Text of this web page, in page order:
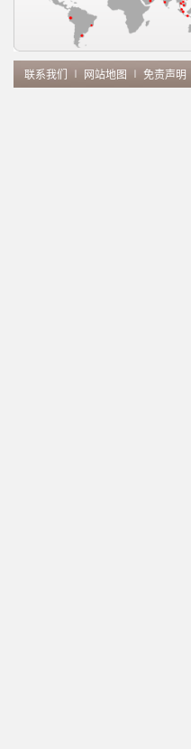
联系我们 ∣ 网站地图 ∣ 免责声明